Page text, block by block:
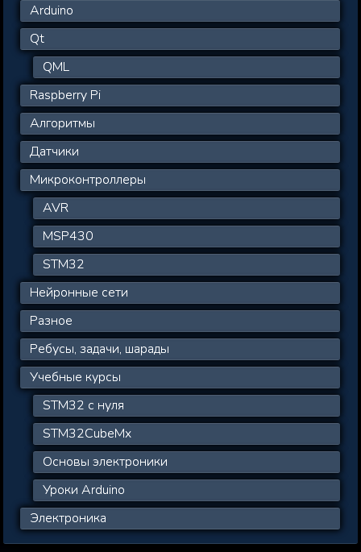
Arduino
Qt
QML
Raspberry Pi
Алгоритмы
Датчики
Микроконтроллеры
AVR
MSP430
STM32
Нейронные сети
Разное
Ребусы, задачи, шарады
Учебные курсы
STM32 с нуля
STM32CubeMx
Основы электроники
Уроки Arduino
Электроника